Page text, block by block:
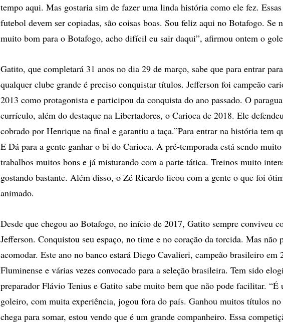
tempo aqui. Mas gostaria sim de fazer uma linda história como ele fez.
futebol devem ser copiadas, são coisas boas. Sou feliz aqui no Botafogo. Se
muito bom para o Botafogo, acho difícil eu sair daqui”, afirmou ontem o
Gatito, que completará 31 anos no dia 29 de março, sabe que para entrar
qualquer clube grande é preciso conquistar títulos. Jefferson foi campeão
2013 como protagonista e participou da conquista do ano passado. O
currículo, além do destaque na Libertadores, o Carioca de 2018. Ele
cobrado por Henrique na final e garantiu a taça.”Para entrar na história tem
E Dá para a gente ganhar o bi do Carioca. A pré-temporada está sendo
trabalhos muitos bons e já misturando com a parte tática. Treinos muito
gostando bastante. Além disso, o Zé Ricardo ficou com a gente o que foi
animado.
Desde que chegou ao Botafogo, no início de 2017, Gatito sempre conviveu
Jefferson. Conquistou seu espaço, no time e no coração da torcida. Mas não
acomodar. Este ano no banco estará Diego Cavalieri, campeão brasileiro em
Fluminense e várias vezes convocado para a seleção brasileira. Tem sido
preparador Flávio Tenius e Gatito sabe muito bem que não pode facilitar. “É
goleiro, com muita experiência, jogou fora do país. Ganhou muitos títulos
chega para somar, estou vendo que é um grande companheiro. Essa